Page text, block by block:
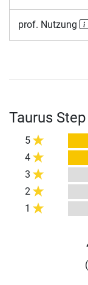
prof. Nutzung
Taurus
5
4
3
2
1